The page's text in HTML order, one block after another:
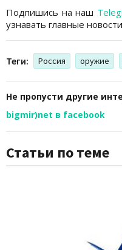
Подпишись на наш
узнавать главные
Теги: Россия оружие
Не пропусти другие
bigmir)net в facebook
Статьи по теме